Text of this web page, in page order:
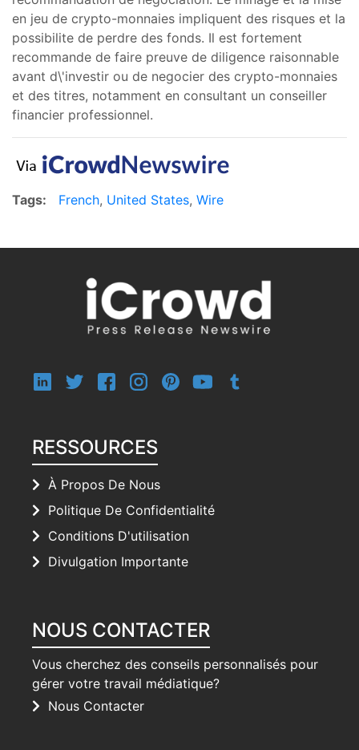
en jeu de crypto-monnaies impliquent des risques et la
possibilite de perdre des fonds. Il est fortement
recommande de faire preuve de diligence raisonnable
avant d\'investir ou de negocier des crypto-monnaies
et des titres, notamment en consultant un conseiller
financier professionnel.
Tags: French, United States, Wire
RESSOURCES
À Propos De Nous
Politique De Confidentialité
Conditions D'utilisation
Divulgation Importante
NOUS CONTACTER
Vous cherchez des conseils personnalisés pour
gérer votre travail médiatique?
Nous Contacter